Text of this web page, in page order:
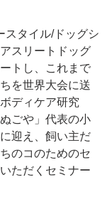
スタイル/ドッグシ
スリートドッグ
トし、これまで
を世界大会に送
ディケア研究
ごや」代表の小
迎え、飼い主だ
のコのためのセ
ただくセミナー